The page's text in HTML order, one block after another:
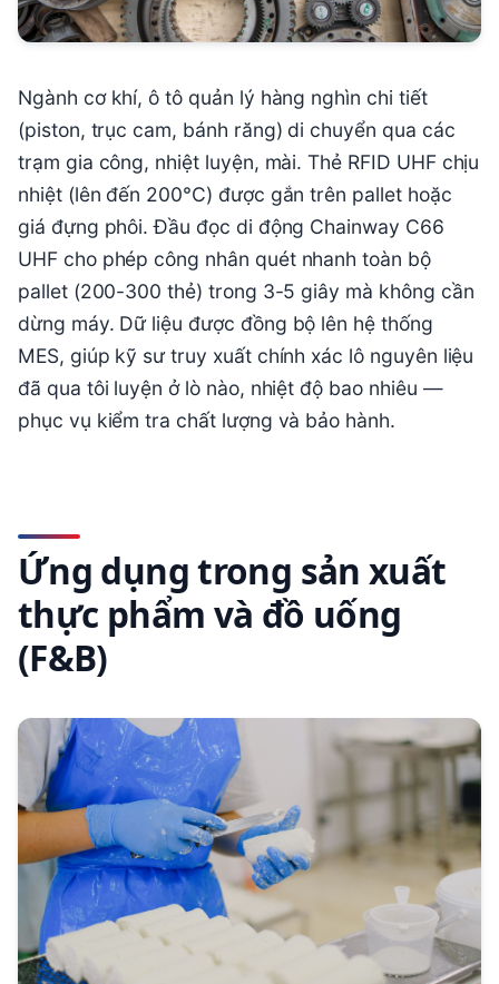
Ngành cơ khí, ô tô quản lý hàng nghìn chi tiết
(piston, trục cam, bánh răng) di chuyển qua các
trạm gia công, nhiệt luyện, mài. Thẻ RFID UHF chịu
nhiệt (lên đến 200°C) được gắn trên pallet hoặc
giá đựng phôi. Đầu đọc di động Chainway C66
UHF cho phép công nhân quét nhanh toàn bộ
pallet (200-300 thẻ) trong 3-5 giây mà không cần
dừng máy. Dữ liệu được đồng bộ lên hệ thống
MES, giúp kỹ sư truy xuất chính xác lô nguyên liệu
đã qua tôi luyện ở lò nào, nhiệt độ bao nhiêu —
phục vụ kiểm tra chất lượng và bảo hành.
Ứng dụng trong sản xuất
thực phẩm và đồ uống
(F&B)